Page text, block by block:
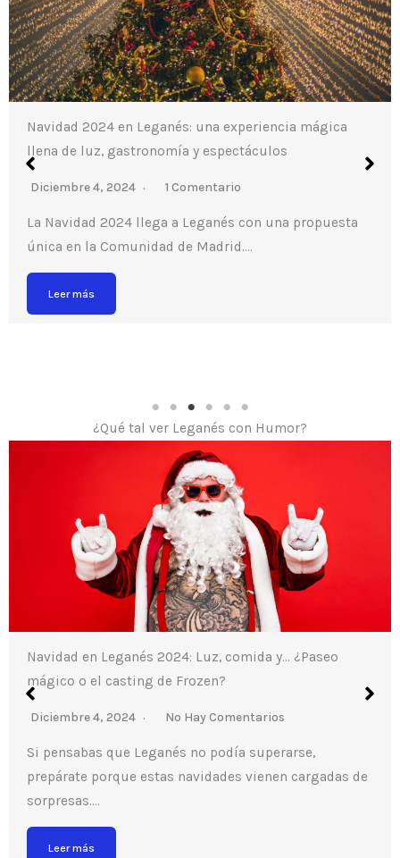
Navidad 2024 en Leganés: una experiencia mágica
llena de luz, gastronomía y espectáculos
Diciembre 4, 2024 1 Comentario
La Navidad 2024 llega a Leganés con una propuesta
única en la Comunidad de Madrid….
Leer más
¿Qué tal ver Leganés con Humor?
Navidad en Leganés 2024: Luz, comida y… ¿Paseo
mágico o el casting de Frozen?
Diciembre 4, 2024 No Hay Comentarios
Si pensabas que Leganés no podía superarse,
prepárate porque estas navidades vienen cargadas de
sorpresas….
Leer más